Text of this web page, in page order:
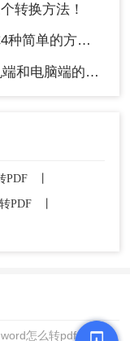
转换方法！
单的方法！
端的操作差异！
PDF
PDF
word怎么转pdf